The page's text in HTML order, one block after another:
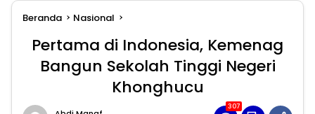
Beranda Nasional
Pertama di Indonesia, Kemenag
Bangun Sekolah Tinggi Negeri
Khonghucu
307